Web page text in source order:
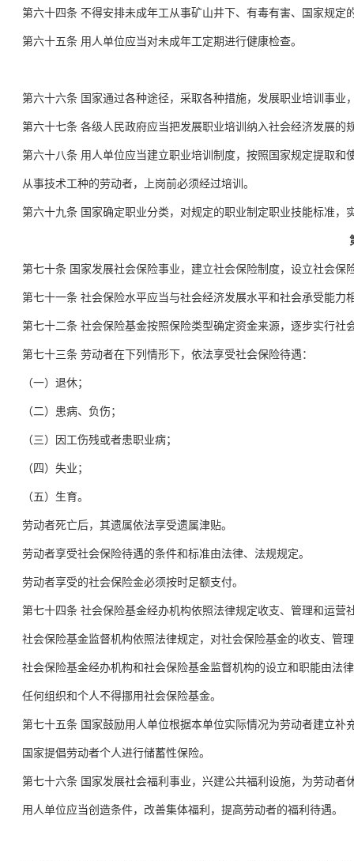
第六十四条 不得安排未成年工从事矿山井下、有毒有害、国家规
第六十五条 用人单位应当对未成年工定期进行健康检查。
第六十六条 国家通过各种途径，采取各种措施，发展职业培训事
第六十七条 各级人民政府应当把发展职业培训纳入社会经济发展
第六十八条 用人单位应当建立职业培训制度，按照国家规定提取
从事技术工种的劳动者，上岗前必须经过培训。
第六十九条 国家确定职业分类，对规定的职业制定职业技能标准
第七十条 国家发展社会保险事业，建立社会保险制度，设立社会
第七十一条 社会保险水平应当与社会经济发展水平和社会承受能力
第七十二条 社会保险基金按照保险类型确定资金来源，逐步实行
第七十三条 劳动者在下列情形下，依法享受社会保险待遇：
（一）退休；
（二）患病、负伤；
（三）因工伤残或者患职业病；
（四）失业；
（五）生育。
劳动者死亡后，其遗属依法享受遗属津贴。
劳动者享受社会保险待遇的条件和标准由法律、法规规定。
劳动者享受的社会保险金必须按时足额支付。
第七十四条 社会保险基金经办机构依照法律规定收支、管理和运
社会保险基金监督机构依照法律规定，对社会保险基金的收支、管
社会保险基金经办机构和社会保险基金监督机构的设立和职能由法
任何组织和个人不得挪用社会保险基金。
第七十五条 国家鼓励用人单位根据本单位实际情况为劳动者建立补
国家提倡劳动者个人进行储蓄性保险。
第七十六条 国家发展社会福利事业，兴建公共福利设施，为劳动者
用人单位应当创造条件，改善集体福利，提高劳动者的福利待遇。